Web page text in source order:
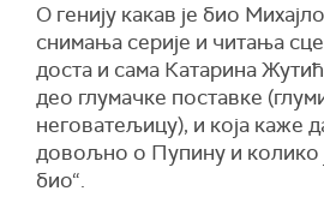
О генију какав је био
снимања серије и читања
доста и сама Катарина
део глумачке поставке
неговатељицу), и која каже
довољно о Пупину и колико
био“.